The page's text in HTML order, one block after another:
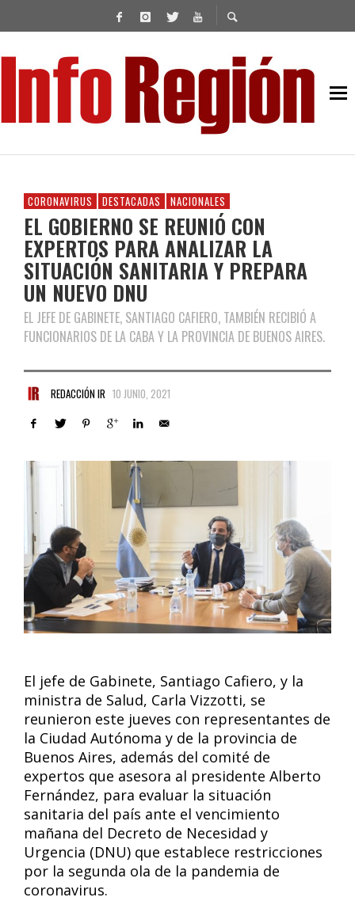
CORONAVIRUS DESTACADAS NACIONALES
EL GOBIERNO SE REUNIÓ CON
EXPERTOS PARA ANALIZAR LA
SITUACIÓN SANITARIA Y PREPARA
UN NUEVO DNU
EL JEFE DE GABINETE, SANTIAGO CAFIERO, TAMBIÉN RECIBIÓ A
FUNCIONARIOS DE LA CABA Y LA PROVINCIA DE BUENOS AIRES.
REDACCIÓN IR 10 JUNIO, 2021
El jefe de Gabinete, Santiago Cafiero, y la
ministra de Salud, Carla Vizzotti, se
reunieron este jueves con representantes de
la Ciudad Autónoma y de la provincia de
Buenos Aires, además del comité de
expertos que asesora al presidente Alberto
Fernández, para evaluar la situación
sanitaria del país ante el vencimiento
mañana del Decreto de Necesidad y
Urgencia (DNU) que establece restricciones
por la segunda ola de la pandemia de
coronavirus.